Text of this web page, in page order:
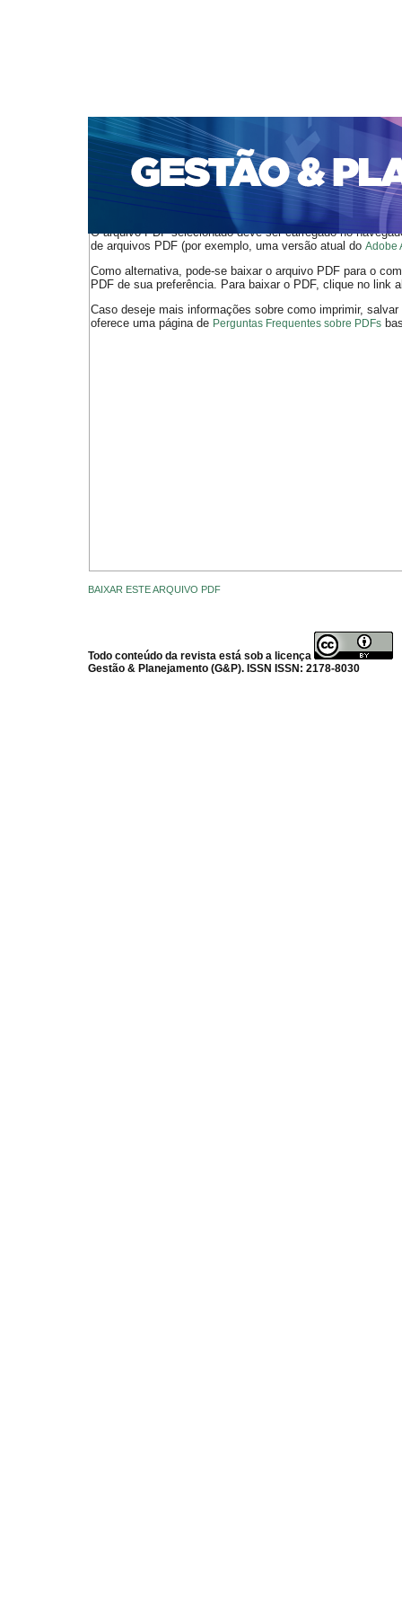
CAPA SOBRE ACESSO CADASTRO
PORTAL DE REVISTAS DA UNIFACS
SUBMISSÕES
PARA SUBMISSÃO DE ARTIGOS
TUTORIAL PARA
Capa v. 22, jan./dez. 2021>
O arquivo PDF selecionado deve ser carregado no
de arquivos PDF (por exemplo, uma versão atual do Adobe
Como alternativa, pode-se baixar o arquivo PDF para o
PDF de sua preferência. Para baixar o PDF, clique no link
Caso deseje mais informações sobre como imprimir,
oferece uma página de Perguntas Frequentes sobre PDFs
BAIXAR ESTE ARQUIVO PDF
Todo conteúdo da revista está sob a licença
Gestão & Planejamento (G&P). ISSN ISSN: 2178-8030